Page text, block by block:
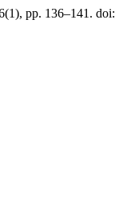
pp. 136–141. doi: